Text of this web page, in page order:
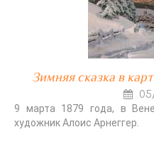
Зимняя сказка в
9 марта 1879 года, в
художник Алоис Арнеггер.